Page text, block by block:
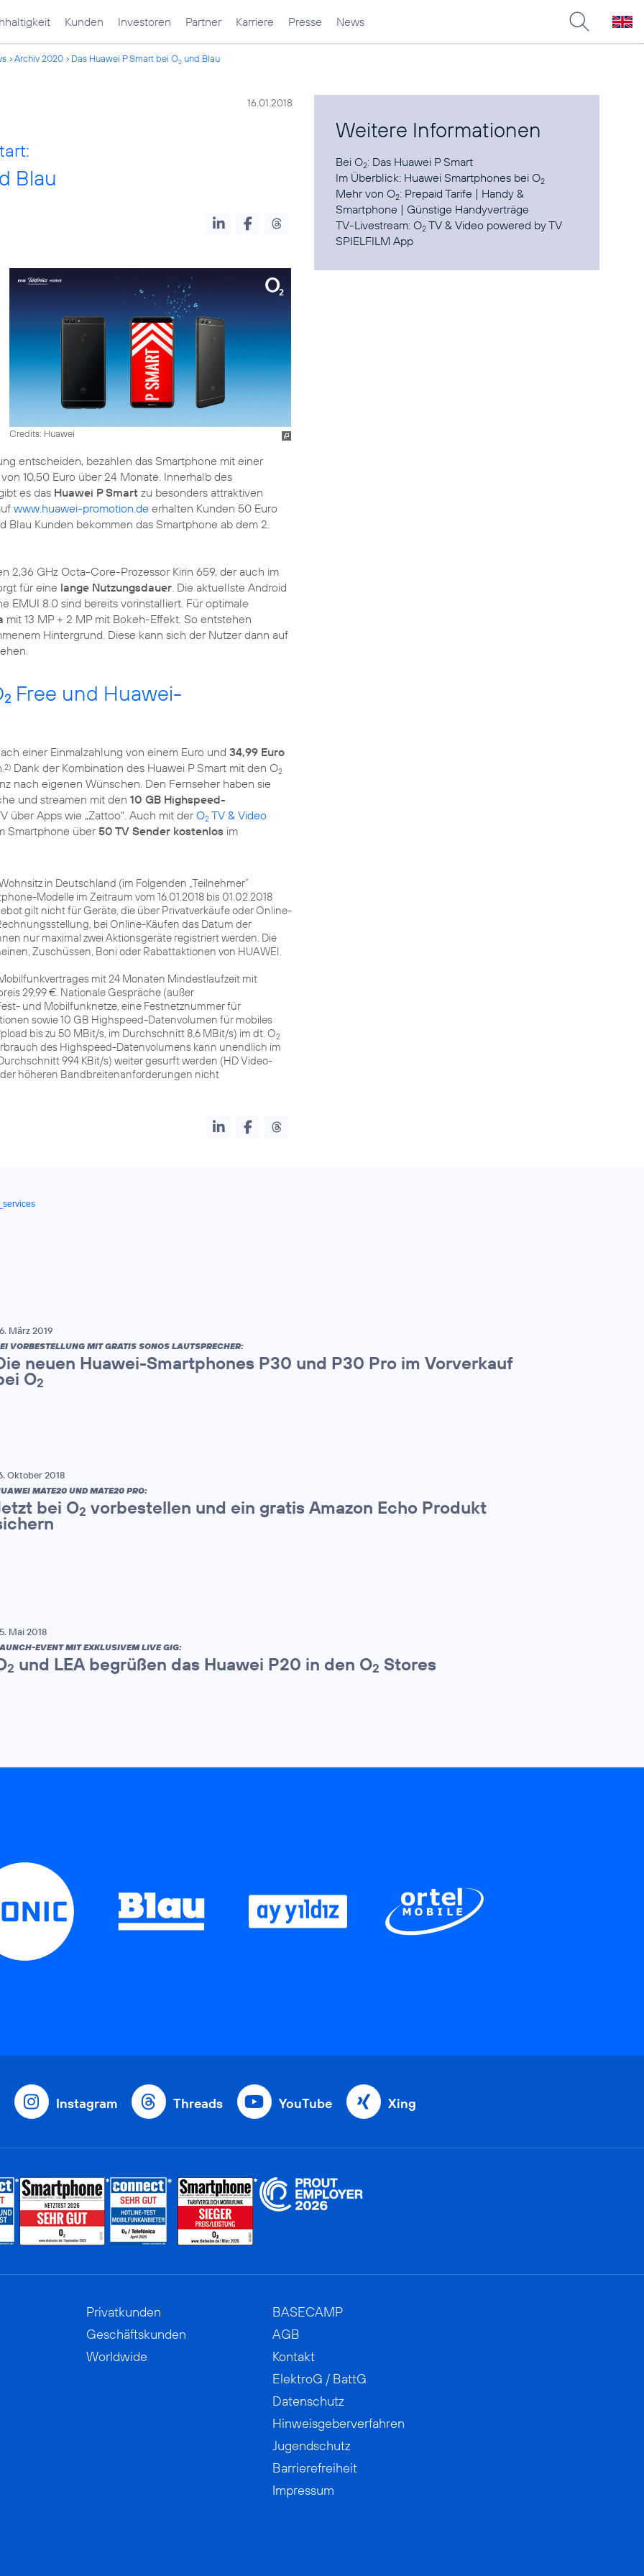
Kunden Investoren Partner Karriere Presse News
Archiv 2020 Das Huawei P Smart bei O2 und Blau
16.01.2018
Blau
Credits: Huawei
entscheiden, bezahlen das Smartphone mit einer
10,50 Euro über 24 Monate. Innerhalb des
es das Huawei P Smart zu besonders attraktiven
www.huawei-promotion.de erhalten Kunden 50 Euro
Blau Kunden bekommen das Smartphone ab dem 2.
2,36 GHz Octa-Core-Prozessor Kirin 659, der auch im
für eine lange Nutzungsdauer. Die aktuellste Android
EMUI 8.0 sind bereits vorinstalliert. Für optimale
mit 13 MP + 2 MP mit Bokeh-Effekt. So entstehen
Hintergrund. Diese kann sich der Nutzer dann auf
2 Free und Huawei-
einer Einmalzahlung von einem Euro und 34,99 Euro
2) Dank der Kombination des Huawei P Smart mit den O2
nach eigenen Wünschen. Den Fernseher haben sie
und streamen mit den 10 GB Highspeed-
über Apps wie „Zattoo“. Auch mit derO2 TV & Video
Smartphone über50 TV Sender kostenlos im
in Deutschland (im Folgenden „Teilnehmer“
Modelle im Zeitraum vom 16.01.2018 bis 01.02.2018
gilt nicht für Geräte, die über Privatverkäufe oder Online-
bei Online-Käufen das Datum der
nur maximal zwei Aktionsgeräte registriert werden. Die
Zuschüssen, Boni oder Rabattaktionen von HUAWEI.
mit 24 Monaten Mindestlaufzeit mit
29,99 €. Nationale Gespräche (außer
und Mobilfunknetze, eine Festnetznummer für
sowie 10 GB Highspeed-Datenvolumen für mobiles
bis zu 50 MBit/s, im Durchschnitt 8,6 MBit/s) im dt. O2
des Highspeed-Datenvolumens kann unendlich im
994 KBit/s) weiter gesurft werden (HD Video-
höheren Bandbreitenanforderungen nicht
Weitere Informationen
Bei O2: Das Huawei P Smart
Im Überblick: Huawei Smartphones bei O2
Mehr von O2: Prepaid Tarife | Handy &
Smartphone |Günstige Handyverträge
TV-Livestream:O2 TV & Video powered by TV
SPIELFILM App
März 2019
VORBESTELLUNG MIT GRATIS SONOS LAUTSPRECHER:
neuen Huawei-Smartphones P30 und P30 Pro im Vorverkauf
O2
Oktober 2018
MATE20 UND MATE20 PRO:
bei O2 vorbestellen und ein gratis Amazon Echo Produkt
Mai 2018
EVENT MIT EXKLUSIVEM LIVE GIG:
2 und LEA begrüßen das Huawei P20 in den O2 Stores
Instagram Threads YouTube Xing
Privatkunden
Geschäftskunden
Worldwide
BASECAMP
AGB
Kontakt
ElektroG / BattG
Datenschutz
Hinweisgeberverfahren
Jugendschutz
Barrierefreiheit
Impressum